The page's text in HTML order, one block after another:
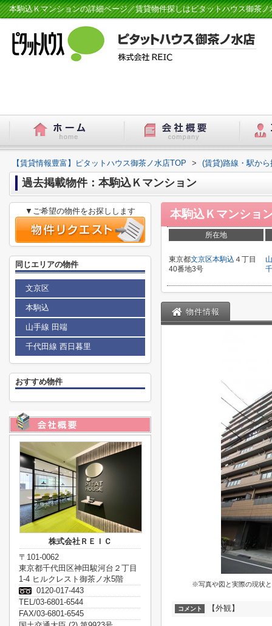
本駒込Ｋマンションの詳細ページ／賃貸物件探しはピタットハウス御茶
【賃貸情報豊富】ピタットハウス御茶ノ水店TOP > (賃貸)路線・駅から
過去掲載物件：本駒込Ｋマンション
本駒込Ｋマンショ
所在地
東京都文京区本駒込 ４丁目
40番地3号
物件情報
※写真や図と実際の現状
コメント 【外観】
▼ご希望の物件をお探しします
同じエリアの物件
文京区
本駒込
山手線 田端
千代田線 西日暮里
おすすめ物件
株式会社ＲＥＩＣ
〒101-0062
東京都千代田区神田駿河台２丁目
1-4 ヒルクレスト御茶ノ水5階
0120-017-443
TEL/03-6801-6544
FAX/03-6801-6545